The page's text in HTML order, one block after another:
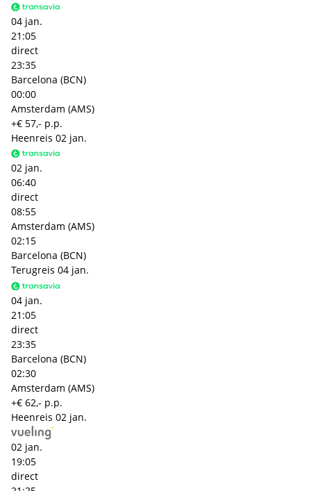
04 jan.
21:05
direct
23:35
Barcelona (BCN)
00:00
Amsterdam (AMS)
+€ 57,- p.p.
Heenreis 02 jan.
02 jan.
06:40
direct
08:55
Amsterdam (AMS)
02:15
Barcelona (BCN)
Terugreis 04 jan.
04 jan.
21:05
direct
23:35
Barcelona (BCN)
02:30
Amsterdam (AMS)
+€ 62,- p.p.
Heenreis 02 jan.
02 jan.
19:05
direct